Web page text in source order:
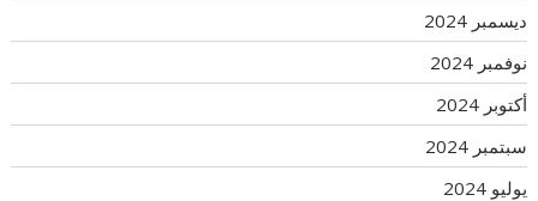
ديسمبر 2024
نوفمبر 2024
أكتوبر 2024
سبتمبر 2024
يوليو 2024